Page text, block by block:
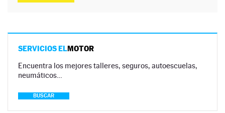
SERVICIOS ELMOTOR
Encuentra los mejores talleres, seguros, autoescuelas,
neumáticos…
BUSCAR